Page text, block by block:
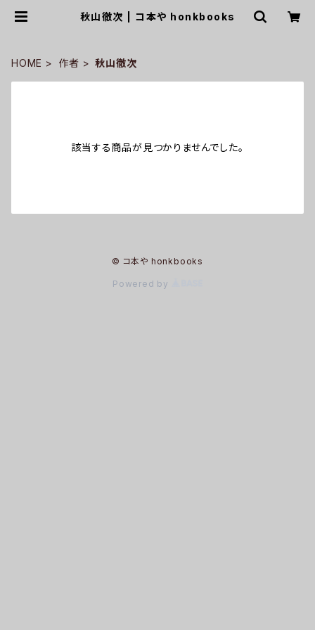
秋山徹次 | コ本や honkbooks
HOME 作者 秋山徹次
該当する商品が見つかりませんでした。
© コ本や honkbooks
Powered by